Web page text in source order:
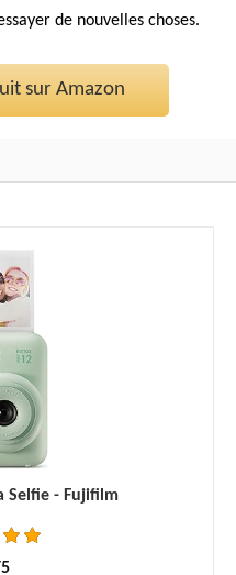
de nouvelles choses.
sur Amazon
Selfie - Fujifilm